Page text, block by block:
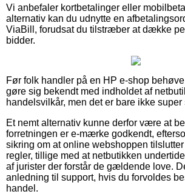
Vi anbefaler kortbetalinger eller
alternativ kan du udnytte en
ViaBill, forudsat du tilstræber at dække
bidder.
Før folk handler på en HP e-shop
gøre sig bekendt med indholdet af
handelsvilkår, men det er bare ikke
Et nemt alternativ kunne derfor være at
forretningen er e-mærke godkendt,
sikring om at online webshoppen
regler, tillige med at netbutikken
af jurister der forstår de gældende love.
anledning til support, hvis du forvoldes
handel.